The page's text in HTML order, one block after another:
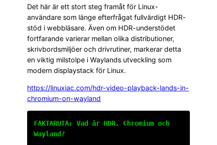
Det här är ett stort steg framåt för Linux-
användare som länge efterfrågat fullvärdigt HDR-
stöd i webbläsare. Även om HDR-understödet
fortfarande varierar mellan olika distributioner,
skrivbordsmiljöer och drivrutiner, markerar detta
en viktig milstolpe i Waylands utveckling som
modern displaystack för Linux.
https://linuxiac.com/hdr-video-playback-lands-in-
chromium-on-wayland
FAKTARUTA: Vad är HDR, Chromium och
Wayland?